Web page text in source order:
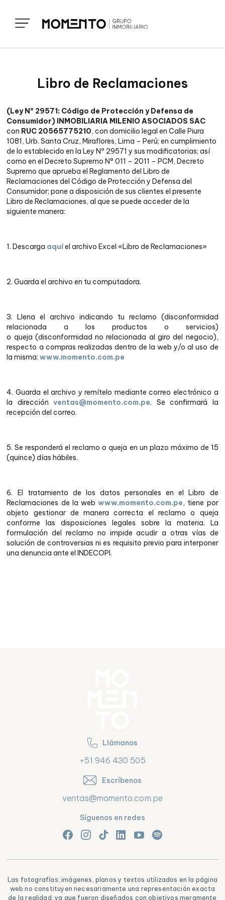
Libro de Reclamaciones
(Ley Nº 29571: Código de Protección y Defensa de
Consumidor) INMOBILIARIA MILENIO ASOCIADOS SAC
con RUC 20565775210, con domicilio legal en Calle Piura
1081, Urb. Santa Cruz, Miraflores, Lima – Perú; en cumplimiento
de lo establecido en la Ley Nº 29571 y sus modificatorias; así
como en el Decreto Supremo N° 011 – 2011 – PCM, Decreto
Supremo que aprueba el Reglamento del Libro de
Reclamaciones del Código de Protección y Defensa del
Consumidor; pone a disposición de sus clientes el presente
Libro de Reclamaciones, al que se puede acceder de la
siguiente manera:
1. Descarga aquíel archivo Excel «Libro de Reclamaciones»
2. Guarda el archivo en tu computadora.
3. Llena el archivo indicando tu reclamo (disconformidad
relacionada a los productos o servicios)
o queja (disconformidad no relacionada al giro del negocio),
respecto a compras realizadas dentro de la web y/o al uso de
la misma:www.momento.com.pe
4. Guarda el archivo y remítelo mediante correo electrónico a
la direcciónventas@momento.com.pe. Se confirmará la
recepción del correo.
5. Se responderá el reclamo o queja en un plazo máximo de 15
(quince) días hábiles.
6. El tratamiento de los datos personales en el Libro de
Reclamaciones de la webwww.momento.com.pe, tiene por
objeto gestionar de manera correcta el reclamo o queja
conforme las disposiciones legales sobre la materia. La
formulación del reclamo no impide acudir a otras vías de
solución de controversias ni es requisito previo para interponer
una denuncia ante el INDECOPI.
Llámanos
+51 946 430 505
Escríbenos
ventas@momento.com.pe
Síguenos en redes
Las fotografías, imágenes, planos y textos utilizados en la página
web no constituyen necesariamente una representación exacta
de la realidad, ya que fueron diseñados con objetivos meramente